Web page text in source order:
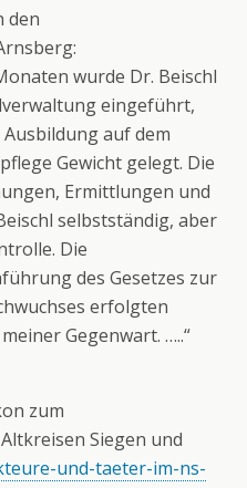
den
wurde Dr. Beischl
eingeführt,
auf dem
Gewicht gelegt. Die
Ermittlungen und
selbstständig, aber
Die
des Gesetzes zur
erfolgten
Gegenwart. …..“
zum
Siegen und
und-taeter-im-ns-